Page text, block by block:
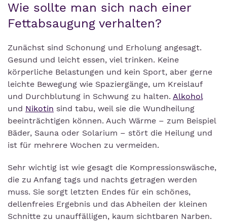
Wie sollte man sich nach einer
Fettabsaugung verhalten?
Zunächst sind Schonung und Erholung angesagt.
Gesund und leicht essen, viel trinken. Keine
körperliche Belastungen und kein Sport, aber gerne
leichte Bewegung wie Spaziergänge, um Kreislauf
und Durchblutung in Schwung zu halten. Alkohol
und Nikotin sind tabu, weil sie die Wundheilung
beeinträchtigen können. Auch Wärme – zum Beispiel
Bäder, Sauna oder Solarium – stört die Heilung und
ist für mehrere Wochen zu vermeiden.
Sehr wichtig ist wie gesagt die Kompressionswäsche,
die zu Anfang tags und nachts getragen werden
muss. Sie sorgt letzten Endes für ein schönes,
dellenfreies Ergebnis und das Abheilen der kleinen
Schnitte zu unauffälligen, kaum sichtbaren Narben.